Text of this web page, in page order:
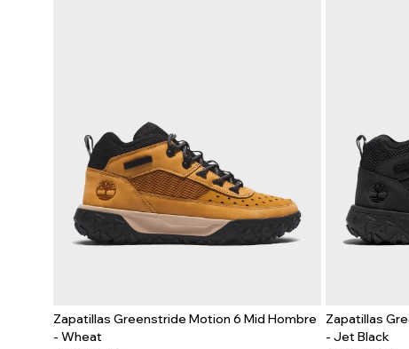
Zapatillas Greenstride Motion 6 Mid Hombre
- Wheat
Zapatillas
- Jet Black